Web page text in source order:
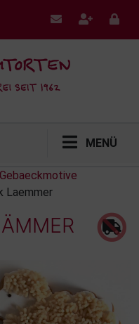
MENÜ
Gebaeckmotive
Laemmer